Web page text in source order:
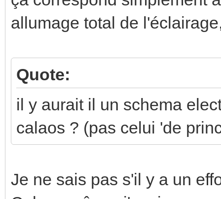
allumage total de
Quote:
il y aurait il un schema
calaos ? (pas celui 'de
Je ne sais pas s'il y a un